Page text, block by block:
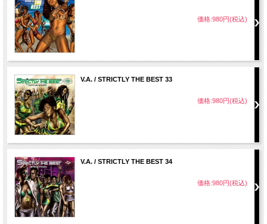
価格:980円(税込)
V.A. / STRICTLY THE BEST 33
価格:980円(税込)
V.A. / STRICTLY THE BEST 34
価格:980円(税込)